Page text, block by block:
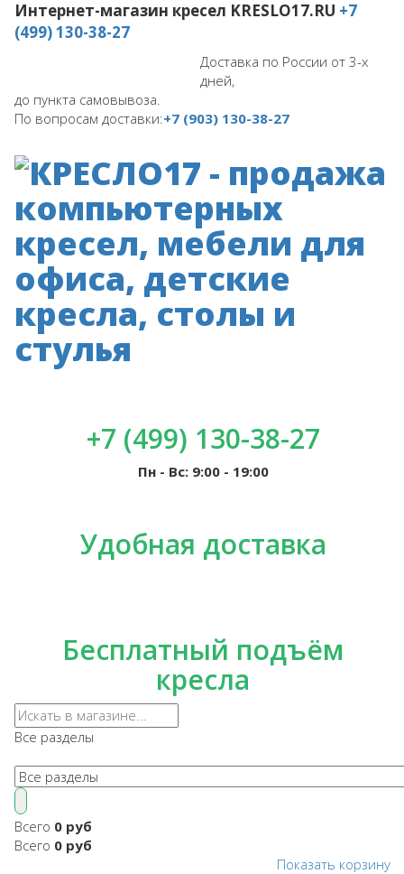
Интернет-магазин кресел KRESLO17.RU +7
(499) 130-38-27
Доставка по России от 3-х
дней,
до пункта самовывоза.
По вопросам доставки:+7 (903) 130-38-27
+7 (499) 130-38-27
Пн - Вс: 9:00 - 19:00
Удобная доставка
Бесплатный подъём
кресла
Все разделы
Всего 0 руб
Всего 0 руб
Показать корзину